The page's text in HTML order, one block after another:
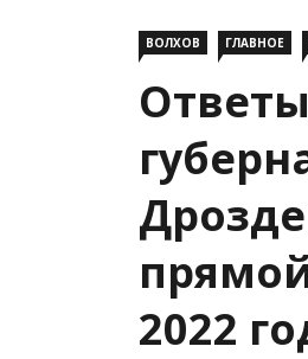
ВОЛХОВ ГЛАВНОЕ
2022